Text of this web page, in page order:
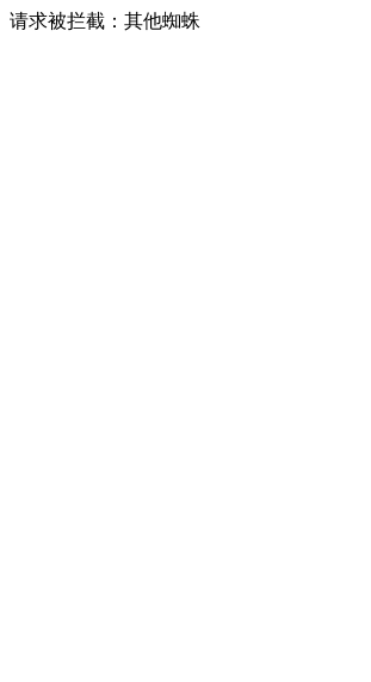
请求被拦截：其他蜘蛛